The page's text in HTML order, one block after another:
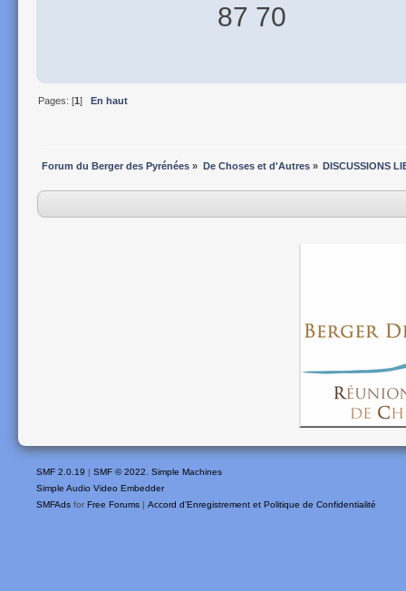
87 70
Pages: [1] En haut
Forum du Berger des Pyrénées » De Choses et d'Autres» DISCUSSIONS
SMF 2.0.19 SMF © 2022, Simple Machines
Simple Audio Video Embedder
SMFAds for Free Forums Accord d'Enregistrement et Politique de Confidentialité